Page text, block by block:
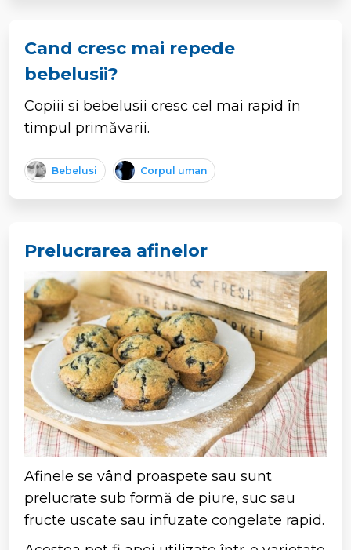
Cand cresc mai repede
bebelusii?
Copiii si bebelusii cresc cel mai rapid în
timpul primăvarii.
Bebelusi Corpul uman
Prelucrarea afinelor
Afinele se vând proaspete sau sunt
prelucrate sub formă de piure, suc sau
fructe uscate sau infuzate congelate rapid.